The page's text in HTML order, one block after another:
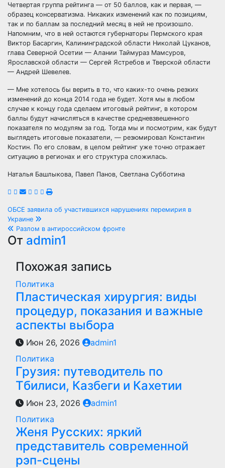
Четвертая группа рейтинга — от 50 баллов, как и первая, —
образец консерватизма. Никаких изменений как по позициям,
так и по баллам за последний месяц в ней не произошло.
Напомним, что в ней остаются губернаторы Пермского края
Виктор Басаргин, Калининградской области Николай Цуканов,
глава Северной Осетии — Алании Таймураз Мамсуров,
Ярославской области — Сергей Ястребов и Тверской области
— Андрей Шевелев.
— Мне хотелось бы верить в то, что каких-то очень резких
изменений до конца 2014 года не будет. Хотя мы в любом
случае к концу года сделаем итоговый рейтинг, в котором
баллы будут начисляться в качестве средневзвешенного
показателя по модулям за год. Тогда мы и посмотрим, как будут
выглядеть итоговые показатели, — резюмировал Константин
Костин. По его словам, в целом рейтинг уже точно отражает
ситуацию в регионах и его структура сложилась.
Наталья Башлыкова, Павел Панов, Светлана Субботина
Навигация
по
записям
ОБСЕ заявила об участившихся нарушениях перемирия в
Украине
Разлом в антироссийском фронте
От admin1
Похожая запись
Политика
Пластическая хирургия: виды
процедур, показания и важные
аспекты выбора
Июн 26, 2026
admin1
Политика
Грузия: путеводитель по
Тбилиси, Казбеги и Кахетии
Июн 23, 2026
admin1
Политика
Женя Русских: яркий
представитель современной
рэп-сцены